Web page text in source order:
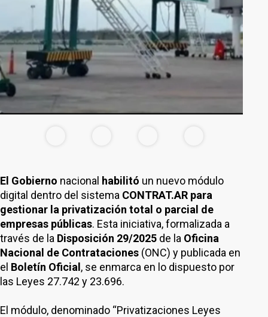
El Gobierno nacional habilitó un nuevo módulo
digital dentro del sistema CONTRAT.AR para
gestionar la privatización total o parcial de
empresas públicas. Esta iniciativa, formalizada a
través de la Disposición 29/2025 de la Oficina
Nacional de Contrataciones (ONC) y publicada en
el Boletín Oficial , se enmarca en lo dispuesto por
las Leyes 27.742 y 23.696.
El módulo, denominado “Privatizaciones Leyes